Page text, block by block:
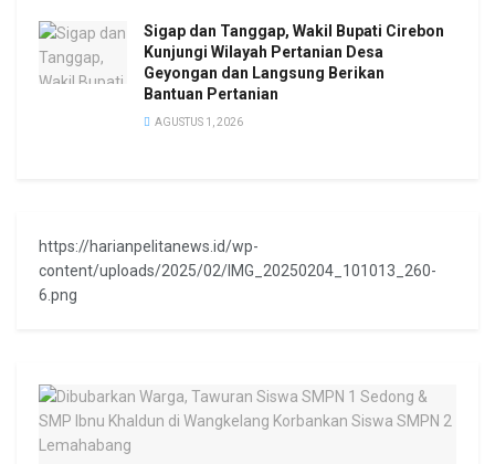
Sigap dan Tanggap, Wakil Bupati Cirebon
Kunjungi Wilayah Pertanian Desa
Geyongan dan Langsung Berikan
Bantuan Pertanian
AGUSTUS 1, 2026
https://harianpelitanews.id/wp-
content/uploads/2025/02/IMG_20250204_101013_260-
6.png